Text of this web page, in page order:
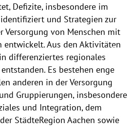
Defizite, insbesondere im
und Strategien zur
Versorgung von Menschen mit
entwickelt. Aus den Aktivitäten
differenziertes regionales
Es bestehen enge
anderen in der Versorgung
Gruppierungen, insbesondere
und Integration, dem
StädteRegion Aachen sowie